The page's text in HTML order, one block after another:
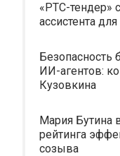
«РТС-тендер»
ассистента
Безопасность
ИИ-агентов:
Кузовкина
Мария Бутина
рейтинга
созыва